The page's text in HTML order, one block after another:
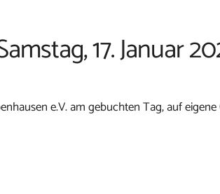
17. Januar
e.V. am gebuchten Tag, auf